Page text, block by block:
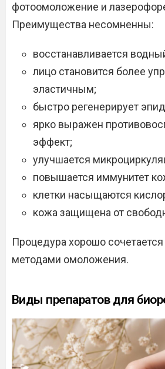
фотоомоложение и
Преимущества несомненны:
восстанавливается
лицо становится более
эластичным;
быстро регенерирует
ярко выражен
эффект;
улучшается
повышается иммунитет
клетки насыщаются
кожа защищена от
Процедура хорошо
методами омоложения.
Виды препаратов для